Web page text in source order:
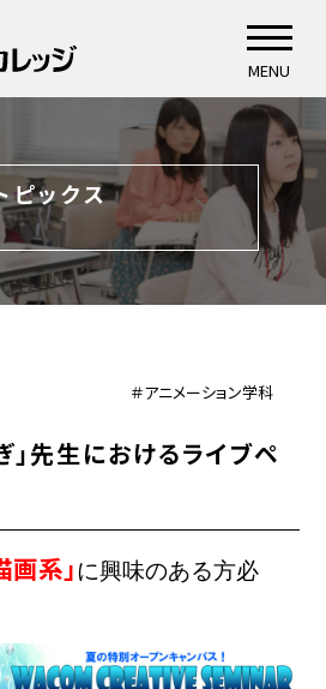
MENU
ピックス
＃アニメーション学科
先生におけるライブペ
画系」に興味のある方必